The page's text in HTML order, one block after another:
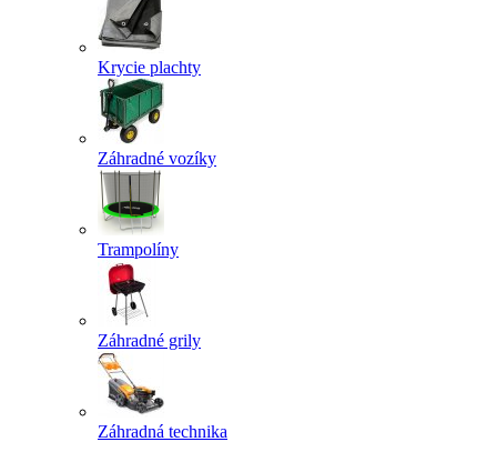
Krycie plachty
Záhradné vozíky
Trampolíny
Záhradné grily
Záhradná technika